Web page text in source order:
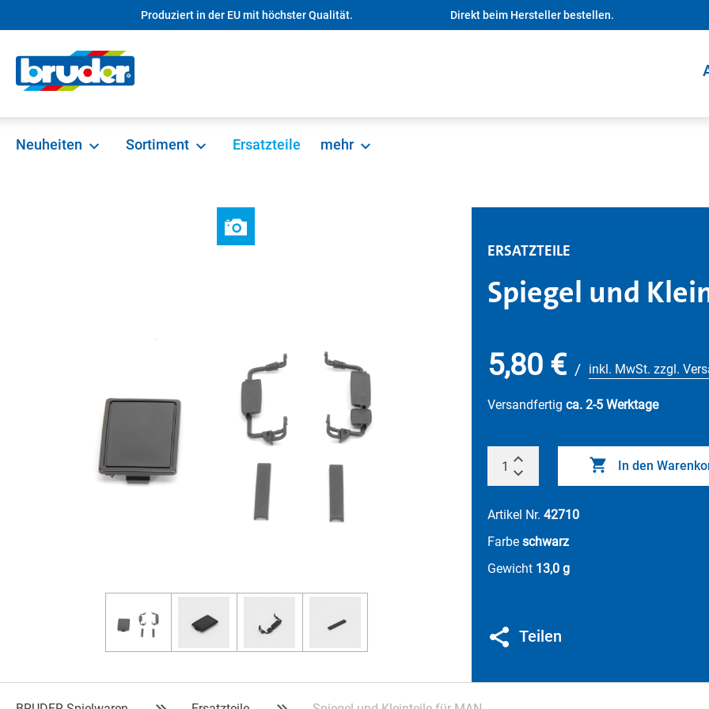
Zur Hauptnavigation springenProduziert in der EU mit höchster Qualität. Direkt beim Hersteller bestellen.
Neuheiten Sortiment Ersatzteile mehr
ERSATZTEILE
Spiegel und
5,80 € / inkl. MwSt. zzgl.
Versandfertig ca. 2-5 Werktage
In den
Artikel Nr. 42710
Farbe schwarz
Gewicht 13,0 g
Teilen